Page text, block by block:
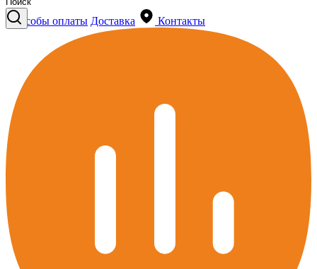
Способы оплаты Доставка Контакты